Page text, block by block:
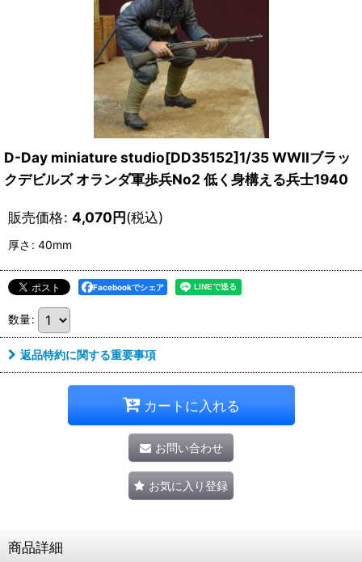
D-Day miniature studio[DD35152]1/35 WWIIブラッ
クデビルズ オランダ軍歩兵No2 低く身構える兵士1940
販売価格: 4,070円(税込)
厚さ : 40mm
Facebookでシェア
数量:
返品特約に関する重要事項
カートに入れる
お問い合わせ
お気に入り登録
商品詳細